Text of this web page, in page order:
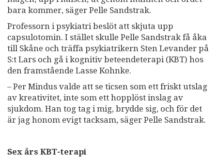
bara kommer, säger Pelle Sandstrak.
Professorn i psykiatri beslöt att skjuta upp
capsulotomin. I stället skulle Pelle Sandstrak få åka
till Skåne och träffa psykiatrikern Sten Levander på
S:t Lars och gå i kognitiv beteendeterapi (KBT) hos
den framstående Lasse Kohnke.
– Per Mindus valde att se ticsen som ett friskt utslag
av kreativitet, inte som ett hopplöst inslag av
sjukdom. Han tog tag i mig, brydde sig, och för det
är jag honom evigt tacksam, säger Pelle Sandstrak.
Sex års KBT-terapi